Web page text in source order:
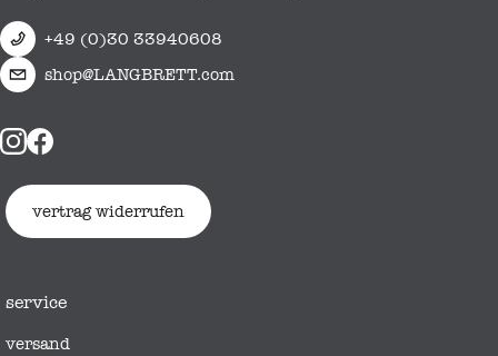
+49 (0)30 33940608
shop@LANGBRETT.com
vertrag widerrufen
service
versand